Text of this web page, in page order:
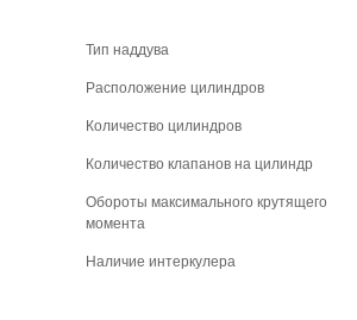
Тип наддува
Расположение цилиндров
Количество цилиндров
Количество клапанов на цилиндр
Обороты максимального крутящего
момента
Наличие интеркулера